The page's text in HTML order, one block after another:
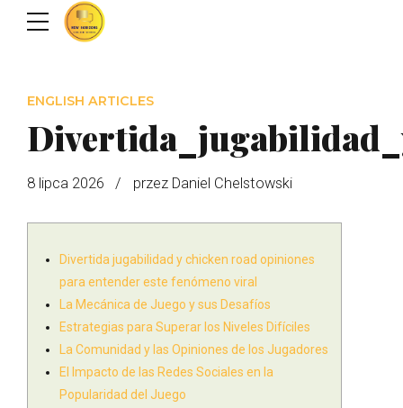
ENGLISH ARTICLES
8 lipca 2026 przez Daniel Chelstowski
Divertida jugabilidad y chicken road opiniones
para entender este fenómeno viral
La Mecánica de Juego y sus Desafíos
Estrategias para Superar los Niveles Difíciles
La Comunidad y las Opiniones de los Jugadores
El Impacto de las Redes Sociales en la
Popularidad del Juego